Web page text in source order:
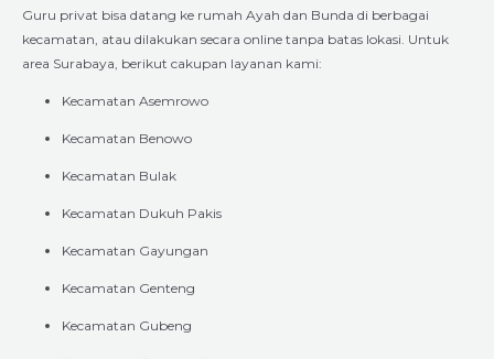
Guru privat bisa datang ke rumah Ayah dan Bunda di berbagai
kecamatan, atau dilakukan secara online tanpa batas lokasi. Untuk
area Surabaya, berikut cakupan layanan kami:
Kecamatan Asemrowo
Kecamatan Benowo
Kecamatan Bulak
Kecamatan Dukuh Pakis
Kecamatan Gayungan
Kecamatan Genteng
Kecamatan Gubeng